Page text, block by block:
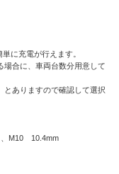
に充電が行えます。
場合に、車両台数分用意して
とありますので確認して選択
M10 10.4mm